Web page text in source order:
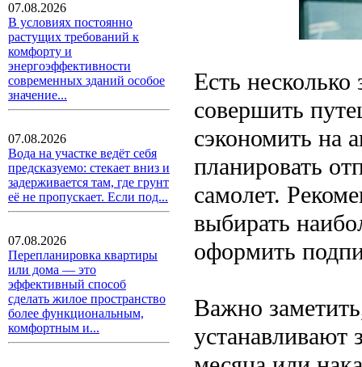
07.08.2026
В условиях постоянно
растущих требований к
комфорту и
энергоэффективности
современных зданий особое
значение...
07.08.2026
Вода на участке ведёт себя
предсказуемо: стекает вниз и
задерживается там, где грунт
её не пропускает. Если под...
07.08.2026
Перепланировка квартиры
или дома — это
эффективный способ
сделать жилое пространство
более функциональным,
комфортным и...
Есть
совершить
сэкономить на
планировать
самолет.
выбирать
оформить
Важно
устанавливают